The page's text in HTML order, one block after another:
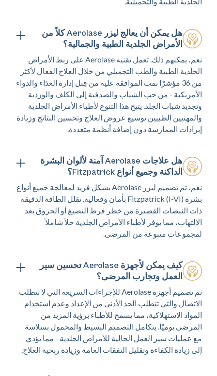
هل يمكن أن يعالج ليزر Aerolase كلاً من
الأمراض الجلدية الطبية والجمالية؟
نعم، يمكنهم ذلك. تعمل تقنية Aerolase على ربط الأمراض
الجلدية الطبية والطب التجميلي من خلال العلاج الفعال لأكثر
من 36 مؤشرًا تمت الموافقة عليه من قِبل إدارة الغذاء والدواء
الأمريكية - من حب الشباب والصدفية إلى الكلف والوردية
وتجديد شباب الجلد. يتيح هذا التنوع لأطباء الأمراض الجلدية
والمهنيين الطبيين توسيع عروض العلاج وتحسين النتائج وزيادة
إيرادات الممارسة دون إضافة أنظمة متعددة.
هل علاجات Aerolase آمنة لألوان البشرة
الداكنة وجميع أنواع Fitzpatrick؟
نعم، تم تصميم ليزر Aerolase بشكل فريد لمعالجة جميع أنواع
بشرة Fitzpatrick (I-VI) بأمان وفعالية. تقلل الطاقة الدقيقة
ذات النبضات القصيرة من خطر فرط التصبغ أو الحروق بعد
الالتهاب، مما يوفر لأطباء الأمراض الجلدية حلاً شاملاً
لمجموعات متنوعة من المرضى.
كيف يمكن لأجهزة Aerolase تحسين سير
العمل وتجارب المرضى؟
تم تصميم أجهزة Aerolase للإجراءات السريعة التي لا تتطلب
الاتصال والتي تتطلب الحد الأدنى من الإعداد وعدم استخدام
المواد الاستهلاكية، مما يسمح للأطباء برؤية المزيد من
المرضى يوميًا. يتكامل التصميم البسيط والمحمول بسلاسة
مع عمليات سير العمل الحالية للأمراض الجلدية - مما يؤدي
إلى زيادة الكفاءة وتقليل النفقات العامة وزيادة ربحية العلاج.